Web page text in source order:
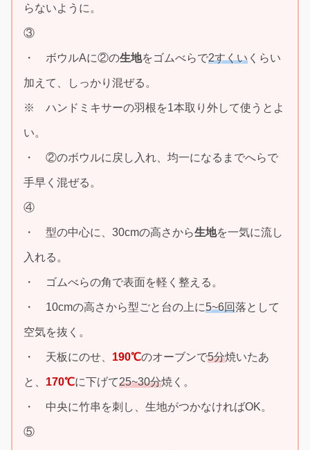
らないように。
③
・ ボウルAに②の生地をゴムべらで2すくい くらい
加えて、しっかり混ぜる。
※ ハンドミキサーの羽根を1本取り外して使うとよ
い。
・ ②のボウルに戻し入れ、均一になるまでへらで
手早く混ぜる。
④
・ 型の中心に、30cmの高さから生地を一気に流し
入れる。
・ ゴムべらの角で表面を軽く整える。
・ 10cmの高さから型ごと台の上に5~6回落として
空気を抜く。
・ 天板にのせ、 190℃のオーブンで5分焼いたあ
と、 170℃に下げて25~30分焼く。
・ 中央に竹串を刺し、生地がつかなければOK。
⑤